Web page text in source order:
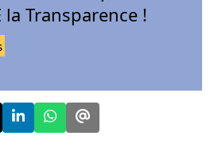
la Transparence !